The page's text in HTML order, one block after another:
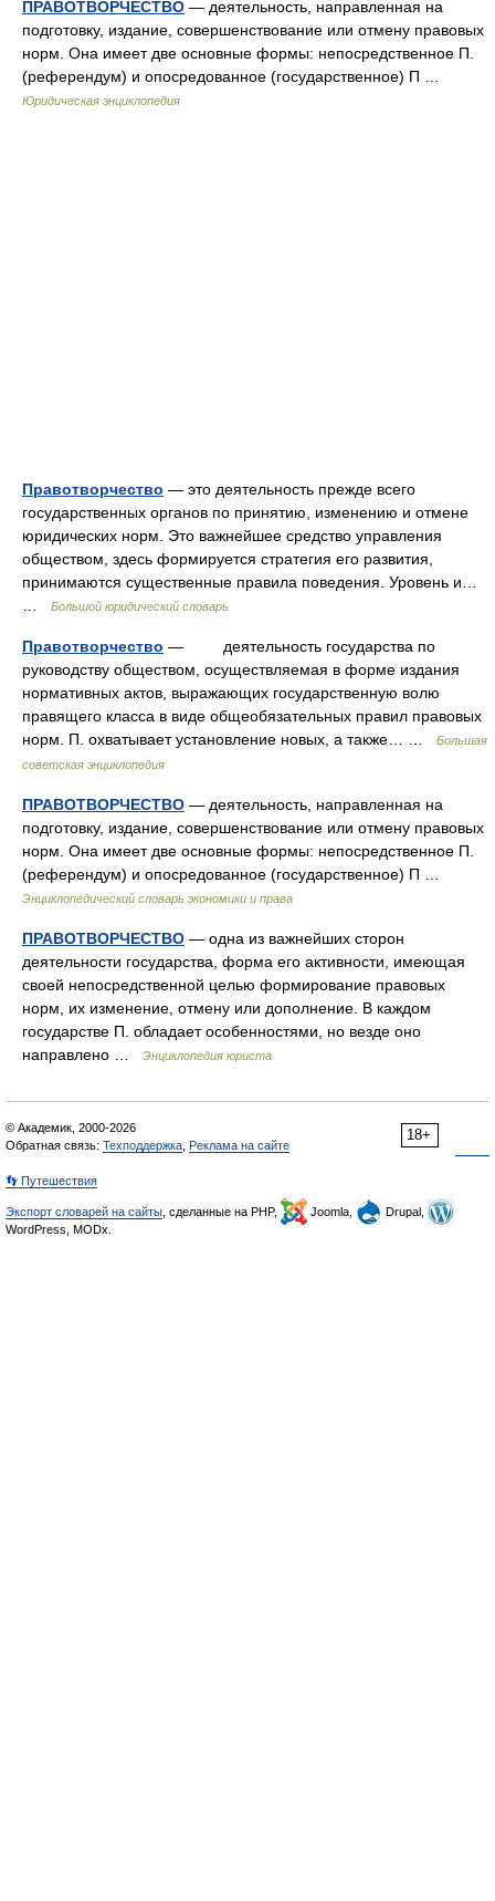
ПРАВОТВОРЧЕСТВО — деятельность, направленная на
подготовку, издание, совершенствование или отмену правовых
норм. Она имеет две основные формы: непосредственное П.
(референдум) и опосредованное (государственное) П …
Юридическая энциклопедия
Правотворчество — это деятельность прежде всего
государственных органов по принятию, изменению и отмене
юридических норм. Это важнейшее средство управления
обществом, здесь формируется стратегия его развития,
принимаются существенные правила поведения. Уровень и…
Большой юридический словарь
Правотворчество — деятельность государства по
руководству обществом, осуществляемая в форме издания
нормативных актов, выражающих государственную волю
правящего класса в виде общеобязательных правил правовых
норм. П. охватывает установление новых, а также… …
Большая
советская энциклопедия
ПРАВОТВОРЧЕСТВО — деятельность, направленная на
подготовку, издание, совершенствование или отмену правовых
норм. Она имеет две основные формы: непосредственное П.
(референдум) и опосредованное (государственное) П …
Энциклопедический словарь экономики и права
ПРАВОТВОРЧЕСТВО — одна из важнейших сторон
деятельности государства, форма его активности, имеющая
своей непосредственной целью формирование правовых
норм, их изменение, отмену или дополнение. В каждом
государстве П. обладает особенностями, но везде оно
направлено …
Энциклопедия юриста
18+
© Академик, 2000-2026
Обратная связь: Техподдержка Реклама на сайте
👣 Путешествия
Экспорт словарей на сайты , сделанные на PHP, Joomla,
Drupal,
WordPress, MODx.